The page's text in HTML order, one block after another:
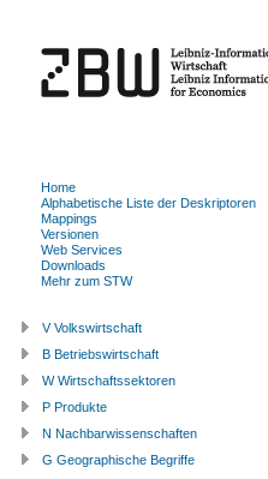
Home
Alphabetische Liste der Deskriptoren
Mappings
Versionen
Web Services
Downloads
Mehr zum STW
V Volkswirtschaft
B Betriebswirtschaft
W Wirtschaftssektoren
P Produkte
N Nachbarwissenschaften
G Geographische Begriffe